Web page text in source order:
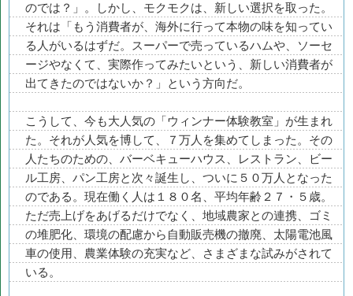
のでは？」。しかし、モクモクは、新しい選択を取った。
それは「もう消費者が、海外に行って本物の味を知ってい
る人がいるはずだ。スーパーで売っているハムや、ソーセ
ージやなくて、実際作ってみたいという、新しい消費者が
出てきたのではないか？」という方向だ。
こうして、今も大人気の「ウィンナー体験教室」が生まれ
た。それが人気を博して、７万人を集めてしまった。その
人たちのための、バーベキューハウス、レストラン、ビー
ル工房、パン工房と次々誕生し、ついに５０万人となった
のである。現在働く人は１８０名、平均年齢２７・５歳。
ただ売上げをあげるだけでなく、地域農家との連携、ゴミ
の堆肥化、環境の配慮から自動販売機の撤廃、太陽電池風
車の使用、農業体験の充実など、さまざまな試みがされて
いる。